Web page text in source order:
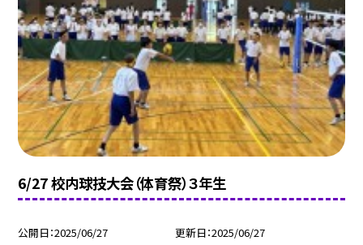
6/27 校内球技大会（体育祭）３年生
公開日 2025/06/27 更新日 2025/06/27